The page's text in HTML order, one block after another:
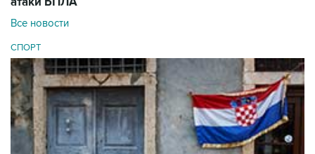
Все новости
СПОРТ